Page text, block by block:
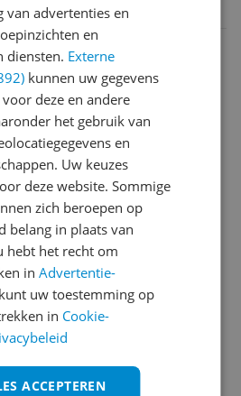
Algemeen
Bandje
Batterij
Functies
instellen en gebruik
kenmerken
van advertenties en
en
diensten. Externe
kunnen uw gegevens
deze en andere
het gebruik van
en
Uw keuzes
deze website. Sommige
zich beroepen op
belang in plaats van
hebt het recht om
inAdvertentie-
uw toestemming op
in Cookie-
ACCEPTEREN